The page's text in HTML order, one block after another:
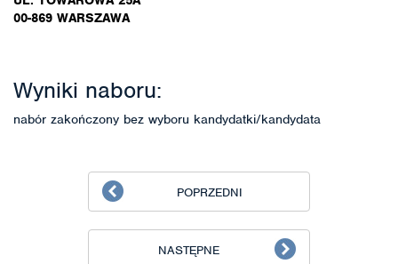
00-869 WARSZAWA
Wyniki naboru:
nabór zakończony bez wyboru kandydatki/kandydata
POPRZEDNI
NASTĘPNE